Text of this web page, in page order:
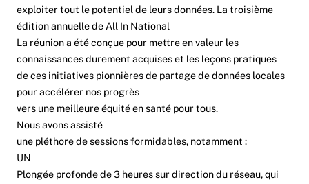
exploiter tout le potentiel de leurs données. La troisième
édition annuelle de All In National
La réunion a été conçue pour mettre en valeur les
connaissances durement acquises et les leçons pratiques
de ces initiatives pionnières de partage de données locales
pour accélérer nos progrès
vers une meilleure équité en santé pour tous.
Nous avons assisté
une pléthore de sessions formidables, notamment :
UN
Plongée profonde de 3 heures sur direction du réseau, qui